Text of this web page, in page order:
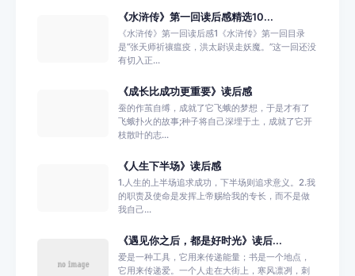
《水浒传》第一回读后感精选10...
《水浒传》第一回读后感1《水浒传》第一回目录
是“张天师祈禳瘟疫，洪太尉误走妖魔。”这一回还没
有切入正...
《成长比成功更重要》读后感
蚕的作茧自缚，成就了它飞蛾的梦想，于是才有了
飞蛾扑火的故事;种子将自己深埋于土，成就了它开
枝散叶的志...
《人生下半场》读后感
1.人生的上半场追求成功，下半场则追求意义。2.我
的职责及使命是发挥上帝赐给我的专长，而不是做
我自己...
《遇见你之后，都是好时光》读后...
爱是一种工具，它用来传递能量；书是一个地点，
它用来传递爱。一个人走在大街上，寒风凛冽，刺